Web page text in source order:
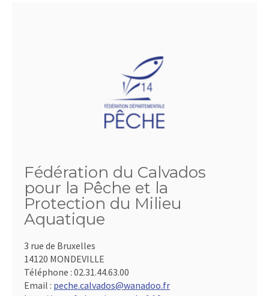
Fédération du Calvados
pour la Pêche et la
Protection du Milieu
Aquatique
3 rue de Bruxelles
14120 MONDEVILLE
Téléphone : 02.31.44.63.00
Email : peche.calvados@wanadoo.fr